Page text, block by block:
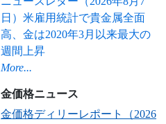
日）米雇用統計で貴金属全面
高、金は2020年3月以来最大の
週間上昇
More...
金価格ニュース
金価格ディリーレポート（2026